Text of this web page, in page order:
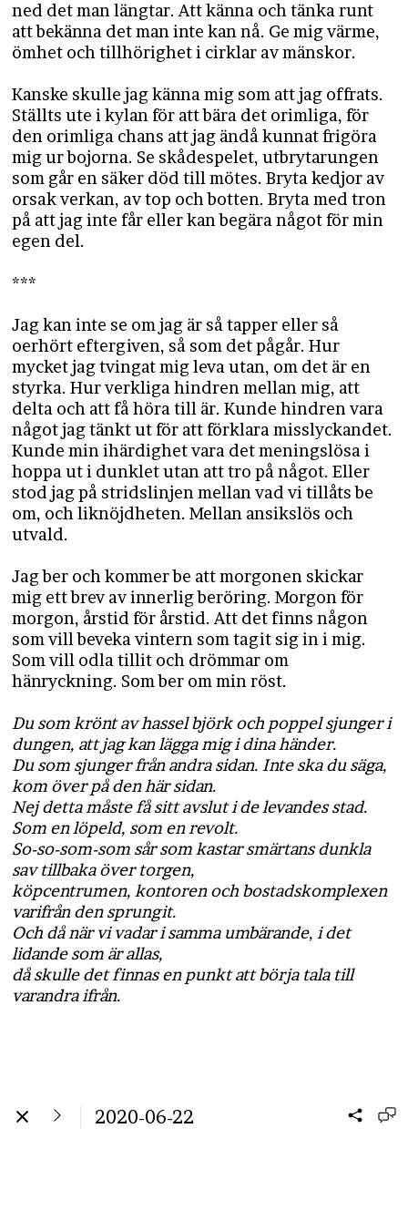
ned det man längtar. Att känna och tänka runt
att bekänna det man inte kan nå. Ge mig värme,
ömhet och tillhörighet i cirklar av mänskor.
Kanske skulle jag känna mig som att jag offrats.
Ställts ute i kylan för att bära det orimliga, för
den orimliga chans att jag ändå kunnat frigöra
mig ur bojorna. Se skådespelet, utbrytarungen
som går en säker död till mötes. Bryta kedjor av
orsak verkan, av top och botten. Bryta med tron
på att jag inte får eller kan begära något för min
egen del.
***
Jag kan inte se om jag är så tapper eller så
oerhört eftergiven, så som det pågår. Hur
mycket jag tvingat mig leva utan, om det är en
styrka. Hur verkliga hindren mellan mig, att
delta och att få höra till är. Kunde hindren vara
något jag tänkt ut för att förklara misslyckandet.
Kunde min ihärdighet vara det meningslösa i
hoppa ut i dunklet utan att tro på något. Eller
stod jag på stridslinjen mellan vad vi tillåts be
om, och liknöjdheten. Mellan ansikslös och
utvald.
Jag ber och kommer be att morgonen skickar
mig ett brev av innerlig beröring. Morgon för
morgon, årstid för årstid. Att det finns någon
som vill beveka vintern som tagit sig in i mig.
Som vill odla tillit och drömmar om
hänryckning. Som ber om min röst.
Du som krönt av hassel björk och poppel sjunger i
dungen, att jag kan lägga mig i dina händer.
Du som sjunger från andra sidan. Inte ska du säga,
kom över på den här sidan.
Nej detta måste få sitt avslut i de levandes stad.
Som en löpeld, som en revolt.
So-so-som-som sår som kastar smärtans dunkla
sav tillbaka över torgen,
köpcentrumen, kontoren och bostadskomplexen
varifrån den sprungit.
Och då när vi vadar i samma umbärande, i det
lidande som är allas,
då skulle det finnas en punkt att börja tala till
varandra ifrån.
2020-06-22